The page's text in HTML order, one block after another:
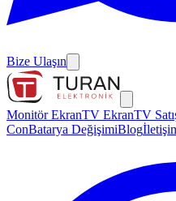
Bize Ulaşın
Monitör EkranTV EkranTV
ConBatarya DeğişimiBlog